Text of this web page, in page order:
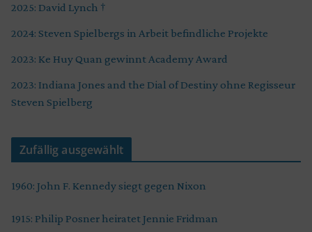
2025: David Lynch †
2024: Steven Spielbergs in Arbeit befindliche Projekte
2023: Ke Huy Quan gewinnt Academy Award
2023: Indiana Jones and the Dial of Destiny ohne Regisseur
Steven Spielberg
Zufällig ausgewählt
1960: John F. Kennedy siegt gegen Nixon
1915: Philip Posner heiratet Jennie Fridman